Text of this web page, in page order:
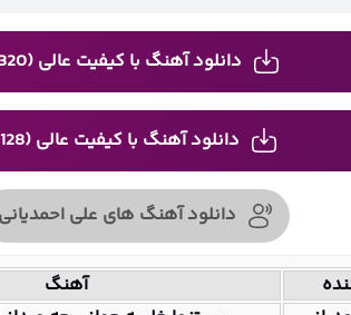
دانلود آهنگ با کیفیت عالی (320)
دانلود آهنگ با کیفیت عالی (128)
دانلود آهنگ های علی احمدیانی
آهنگ